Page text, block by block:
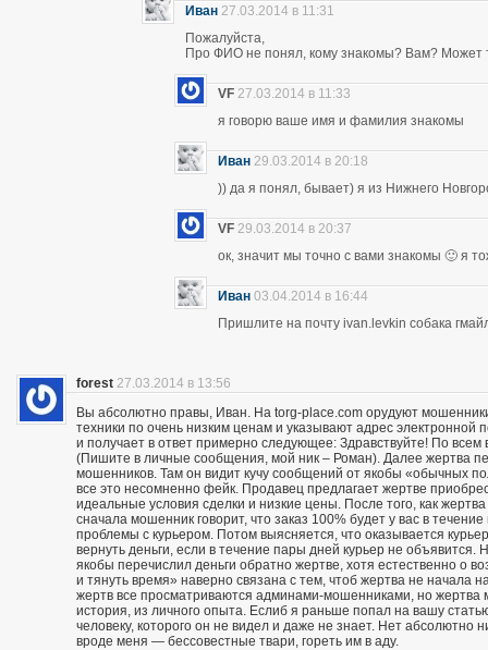
Иван 27.03.2014 в 11:31
Пожалуйста,
Про ФИО не понял, кому знакомы? Вам? Может
VF 27.03.2014 в 11:33
я говорю ваше имя и фамилия знакомы
Иван 29.03.2014 в 20:18
)) да я понял, бывает) я из Нижнего
VF 29.03.2014 в 20:37
ок, значит мы точно с вами знакомы 🙂 я
Иван 03.04.2014 в 16:44
Пришлите на почту ivan.levkin собака
forest 27.03.2014 в 13:56
Вы абсолютно правы, Иван. На torg-place.com орудуют
техники по очень низким ценам и указывают адрес
и получает в ответ примерно следующее: Здравствуйте! По
(Пишите в личные сообщения, мой ник – Роман). Далее жертва
мошенников. Там он видит кучу сообщений от якобы «обычных
все это несомненно фейк. Продавец предлагает жертве
идеальные условия сделки и низкие цены. После того, как
сначала мошенник говорит, что заказ 100% будет у вас в
проблемы с курьером. Потом выясняется, что оказывается
вернуть деньги, если в течение пары дней курьер не
якобы перечислил деньги обратно жертве, хотя естественно о
и тянуть время» наверно связана с тем, чтоб жертва не начала
жертв все просматриваются админами-мошенниками, но жертва
история, из личного опыта. Еслиб я раньше попал на вашу
человеку, которого он не видел и даже не знает. Нет
вроде меня — бессовестные твари, гореть им в аду.